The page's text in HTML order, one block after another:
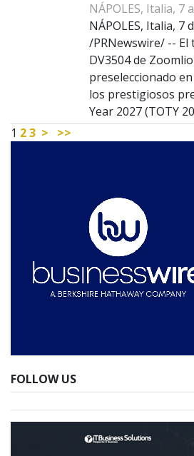
NÁPOLES, Italia, 7
NÁPOLES, Italia, 7
/PRNewswire/ --
DV3504 de
preseleccionado
los prestigiosos
Year 2027 (TOTY
1 23 > >>
FOLLOW US